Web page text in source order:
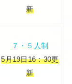
新
７・５人制
5月19日16：30更
新